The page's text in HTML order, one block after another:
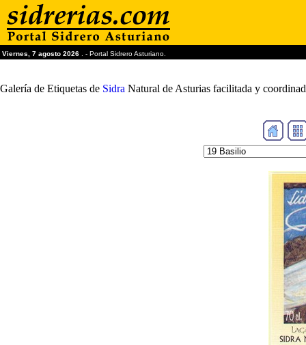
Viernes, 7 agosto 2026 . - Portal Sidrero Asturiano.
Galería de Etiquetas de Sidra Natural de Asturias facilitada y